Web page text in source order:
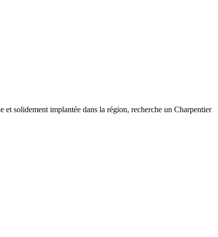
solidement implantée dans la région, recherche un Charpentier